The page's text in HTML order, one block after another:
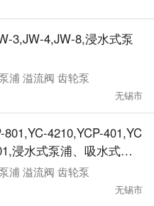
3,JW-4,JW-8,浸水式泵
浦 溢流阀 齿轮泵
无锡市
801,YC-4210,YCP-401,YC
浸水式泵浦、吸水式泵
浦 溢流阀 齿轮泵
无锡市